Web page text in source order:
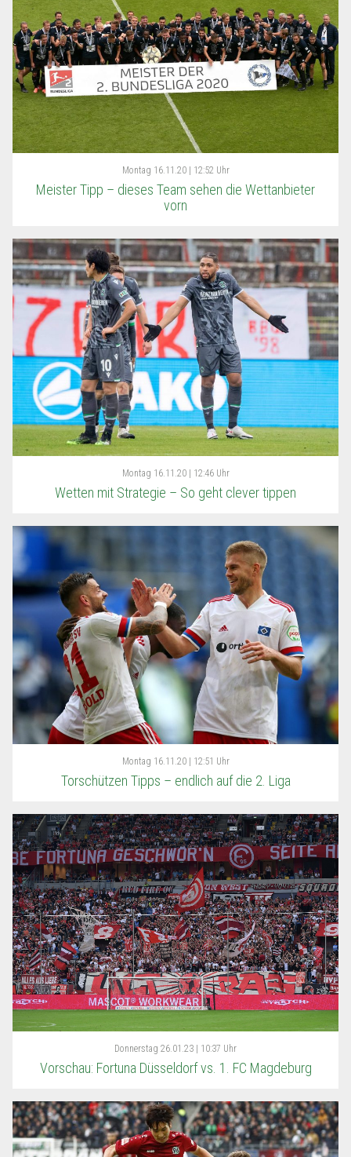
Montag 16.11.20 | 12:52 Uhr
Meister Tipp – dieses Team sehen die Wettanbieter
vorn
Montag 16.11.20 | 12:46 Uhr
Wetten mit Strategie – So geht clever tippen
Montag 16.11.20 | 12:51 Uhr
Torschützen Tipps – endlich auf die 2. Liga
Donnerstag 26.01.23 | 10:37 Uhr
Vorschau: Fortuna Düsseldorf vs. 1. FC Magdeburg